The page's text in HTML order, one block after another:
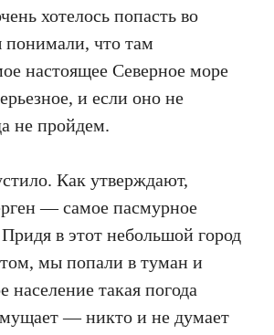
хотелось попасть во
что там
настоящее Северное море
и если оно не
не пройдем.
Как утверждают,
— самое пасмурное
в этот небольшой город
мы попали в туман и
население такая погода
— никто и не думает